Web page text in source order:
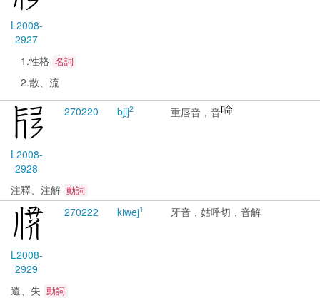
L2008-
2927
1.性格 名詞
2.散、流
L2008-
2928
270220 bji̱j2 重唇音，音
注釋、注解 動詞
L2008-
2929
270222 kiwej1 牙音，姑呼切，音解
遺、失 動詞